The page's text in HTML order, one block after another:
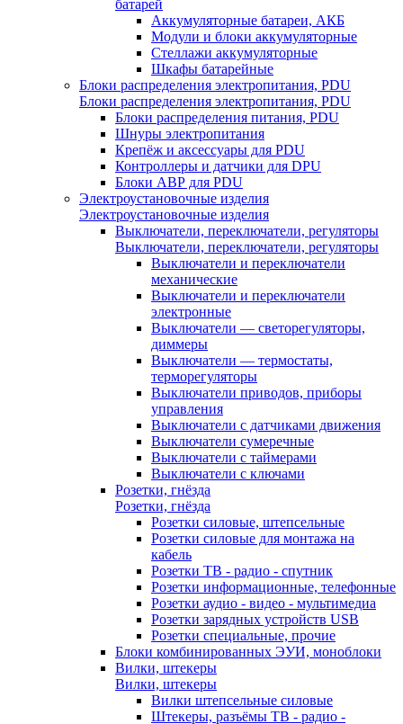
батарей
Аккумуляторные батареи, АКБ
Модули и блоки аккумуляторные
Стеллажи аккумуляторные
Шкафы батарейные
Блоки распределения электропитания, PDU
Блоки распределения электропитания, PDU
Блоки распределения питания, PDU
Шнуры электропитания
Крепёж и аксессуары для PDU
Контроллеры и датчики для DPU
Блоки АВР для PDU
Электроустановочные изделия
Электроустановочные изделия
Выключатели, переключатели, регуляторы
Выключатели, переключатели, регуляторы
Выключатели и переключатели
механические
Выключатели и переключатели
электронные
Выключатели — светорегуляторы,
диммеры
Выключатели — термостаты,
терморегуляторы
Выключатели приводов, приборы
управления
Выключатели с датчиками движения
Выключатели сумеречные
Выключатели с таймерами
Выключатели с ключами
Розетки, гнёзда
Розетки, гнёзда
Розетки силовые, штепсельные
Розетки силовые для монтажа на
кабель
Розетки ТВ - радио - спутник
Розетки информационные, телефонные
Розетки аудио - видео - мультимедиа
Розетки зарядных устройств USB
Розетки специальные, прочие
Блоки комбинированных ЭУИ, моноблоки
Вилки, штекеры
Вилки, штекеры
Вилки штепсельные силовые
Штекеры, разъёмы ТВ - радио -